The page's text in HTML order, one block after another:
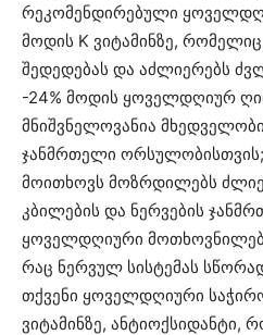
რეკომენდირებული
მოდის K ვიტამინზე, რომელიც
შედედებას და აძლიერებს
-24% მოდის ყოველდღიურ
მნიშვნელოვანია
ჯანმრთელი ორსულობისთვის;
მოითხოვს მოზრდილებს
კბილების და ნერვების
ყოველდღიური
რაც ნერვულ სისტემას
თქვენი ყოველდღიური
ვიტამინზე, ანტიოქსიდანტი,